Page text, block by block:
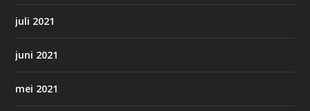
juli 2021
juni 2021
mei 2021